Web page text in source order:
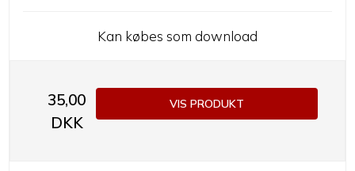
Kan købes som download
35,00
DKK
VIS PRODUKT